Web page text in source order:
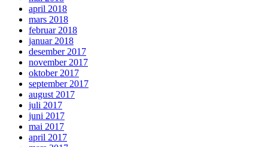
april 2018
mars 2018
februar 2018
januar 2018
desember 2017
november 2017
oktober 2017
september 2017
august 2017
juli 2017
juni 2017
mai 2017
april 2017